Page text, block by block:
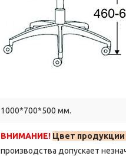
1000*700*500 мм.
ВНИМАНИЕ! Цвет продукции
производства допускает